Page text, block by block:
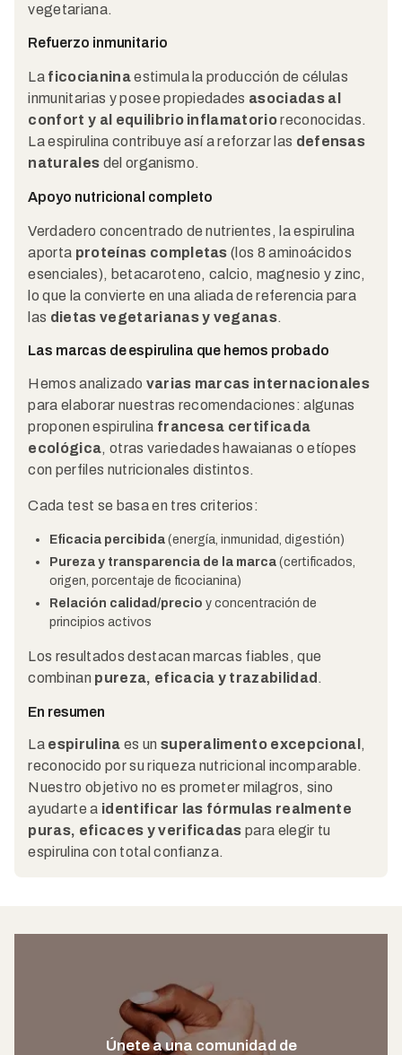
vegetariana.
Refuerzo inmunitario
La ficocianinaestimula la producción de células
inmunitarias y posee propiedades asociadas al
confort y al equilibrio inflamatorioreconocidas.
La espirulina contribuye así a reforzar las defensas
naturales del organismo.
Apoyo nutricional completo
Verdadero concentrado de nutrientes, la espirulina
aporta proteínas completas (los 8 aminoácidos
esenciales), betacaroteno, calcio, magnesio y zinc,
lo que la convierte en una aliada de referencia para
las dietas vegetarianas y veganas.
Las marcas de espirulina que hemos probado
Hemos analizado varias marcas internacionales
para elaborar nuestras recomendaciones: algunas
proponen espirulina francesa certificada
ecológica, otras variedades hawaianas o etíopes
con perfiles nutricionales distintos.
Cada test se basa en tres criterios:
Eficacia percibida (energía, inmunidad, digestión)
Pureza y transparencia de la marca (certificados,
origen, porcentaje de ficocianina)
Relación calidad/precio y concentración de
principios activos
Los resultados destacan marcas fiables, que
combinan pureza, eficacia y trazabilidad .
En resumen
La espirulina es un superalimento excepcional ,
reconocido por su riqueza nutricional incomparable.
Nuestro objetivo no es prometer milagros, sino
ayudarte a identificar las fórmulas realmente
puras, eficaces y verificadas para elegir tu
espirulina con total confianza.
Únete a una comunidad de